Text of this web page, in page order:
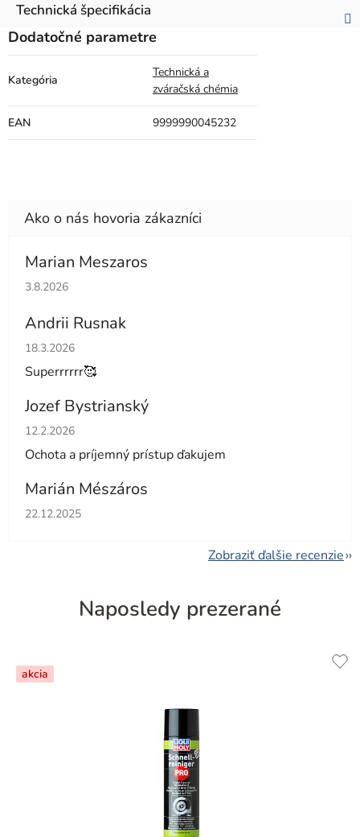
Technická špecifikácia
Dodatočné parametre
Kategória
Technická a
zváračská chémia
EAN 9999990045232
Marian Meszaros
Hodnotenie obchodu je 5 z 5 hviezdičiek.
3.8.2026
Andrii Rusnak
Hodnotenie obchodu je 5 z 5 hviezdičiek.
18.3.2026
Superrrrrr🥰
Jozef Bystrianský
Hodnotenie obchodu je 5 z 5 hviezdičiek.
12.2.2026
Ochota a príjemný prístup ďakujem
Marián Mészáros
Hodnotenie obchodu je 5 z 5 hviezdičiek.
22.12.2025
Zobraziť ďalšie recenzie
Naposledy prezerané
akcia